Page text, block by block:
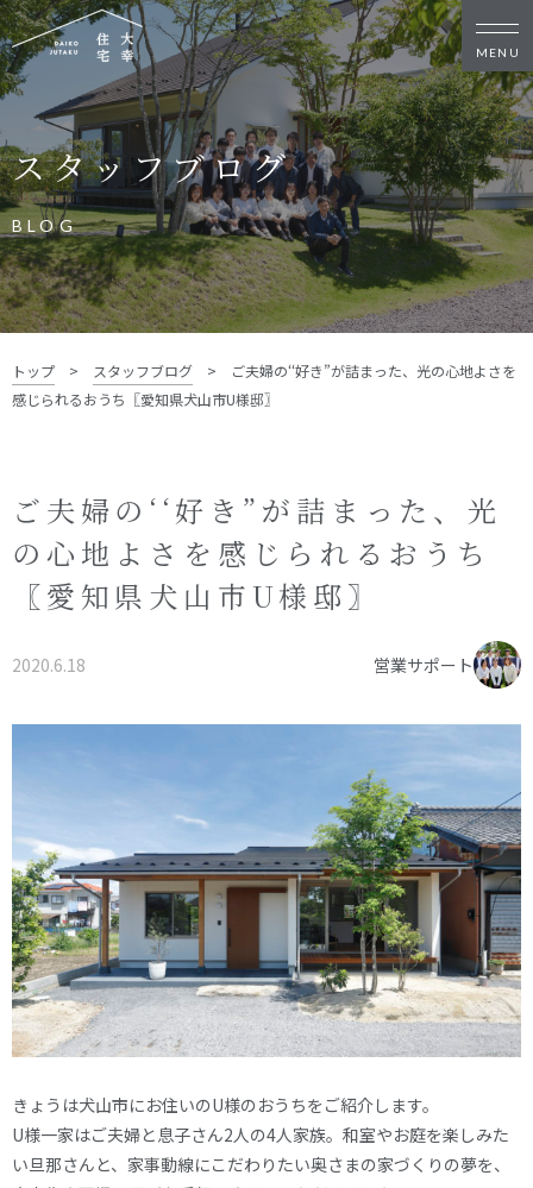
TEL. 0574-60-1161
受付時間：9:00～17:00
資料請求・お問い合わせ
新築・リノベをお考えの方
家づくりの考え方
家づくりの流れ
施工事例
イベント
お客様の声
モデルハウス
リフォーム・リノベーション
土地をお探しの方
- 分譲地情報
スタッフブログ
お知らせ
会社概要
スタッフ紹介
オーナー様へ
資料請求・お問い合わせ
プライバシーポリシー
スタッフブログ
BLOG
トップ > スタッフブログ >
ご夫婦の‘‘好き”が詰まった、光の心地よさを
感じられるおうち〖愛知県犬山市U様邸〗
ご夫婦の‘‘好き”が詰まった、光
の心地よさを感じられるおうち
〖愛知県犬山市U様邸〗
2020.6.18 営業サポート
きょうは犬山市にお住いのU様のおうちをご紹介します。
U様一家はご夫婦と息子さん2人の4人家族。和室やお庭を楽しみた
い旦那さんと、家事動線にこだわりたい奥さまの家づくりの夢を、